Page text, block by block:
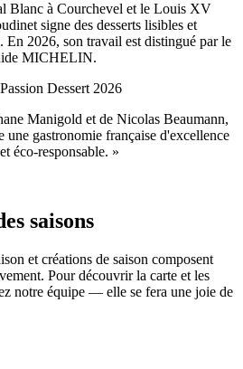
Blanc à Courchevel et le Louis XV
signe des desserts lisibles et
En 2026, son travail est distingué par le
MICHELIN.
Manigold et de Nicolas Beaumann,
une gastronomie française d'excellence
éco-responsable. »
saisons
et créations de saison composent
Pour découvrir la carte et les
notre équipe — elle se fera une joie de